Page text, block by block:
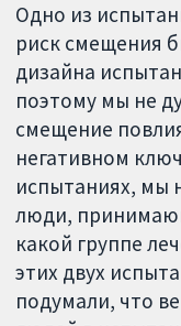
Одно из
риск смещения
дизайна
поэтому мы не
смещение
негативном
испытаниях, мы
люди,
какой группе
этих двух
подумали, что